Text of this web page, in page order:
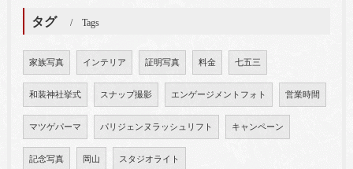
タグ Tags
家族写真 インテリア 証明写真 料金 七五三
和装神社挙式 スナップ撮影 エンゲージメントフォト 営業時間
マツゲパーマ パリジェンヌラッシュリフト キャンペーン
記念写真 岡山 スタジオライト